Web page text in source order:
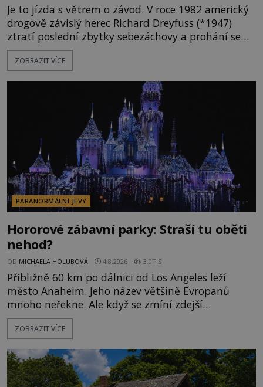
Je to jízda s větrem o závod. V roce 1982 americký
drogově závislý herec Richard Dreyfuss (*1947)
ztratí poslední zbytky sebezáchovy a prohání se
po silnicích ve svém mercedesu jako utržený ze
řetězu. Vše vyvrcholí katastrofou, když to Dreyfuss
následně nalezne schovaný kokain. Tímto
momentem se slavnému
ZOBRAZIT VÍCE
PARANORMÁLNÍ JEVY
Hororové zábavní parky: Straší tu oběti
nehod?
OD MICHAELA HOLUBOVÁ 4.8.2026 3.0TIS
Přibližně 60 km po dálnici od Los Angeles leží
město Anaheim. Jeho název většině Evropanů
mnoho neřekne. Ale když se zmíní zdejší
Disneyland, je hned jasno. Zábavní park vyroste na
poklidném místě bývalého sadu pomerančovníků.
kolem 17 000 000 zábavychtivých lidí ročně. A ač je
velká snaha to utajit, někteří z
ZOBRAZIT VÍCE